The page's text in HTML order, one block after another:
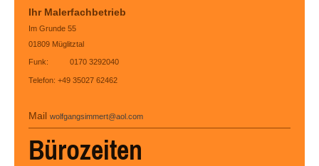
Ihr Malerfachbetrieb
Im Grunde 55
01809 Müglitztal
Funk: 0170 3292040
Telefon: +49 35027 62462
Mail wolfgangsimmert@aol.com
Bürozeiten